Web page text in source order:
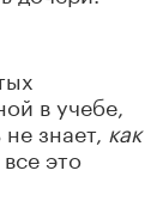
в учебе,
знает, как
это